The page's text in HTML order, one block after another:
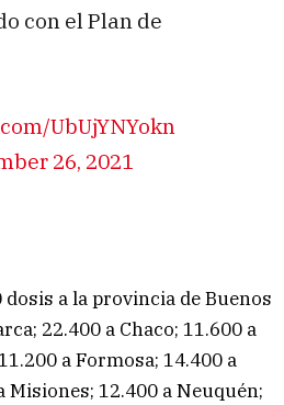
con el Plan de
UbUjYNYokn
26, 2021
a la provincia de Buenos
22.400 a Chaco; 11.600 a
a Formosa; 14.400 a
Misiones; 12.400 a Neuquén;